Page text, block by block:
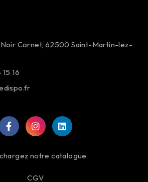
Noir Cornet, 62500 Saint-Martin-lez-
16
notre catalogue
CGV